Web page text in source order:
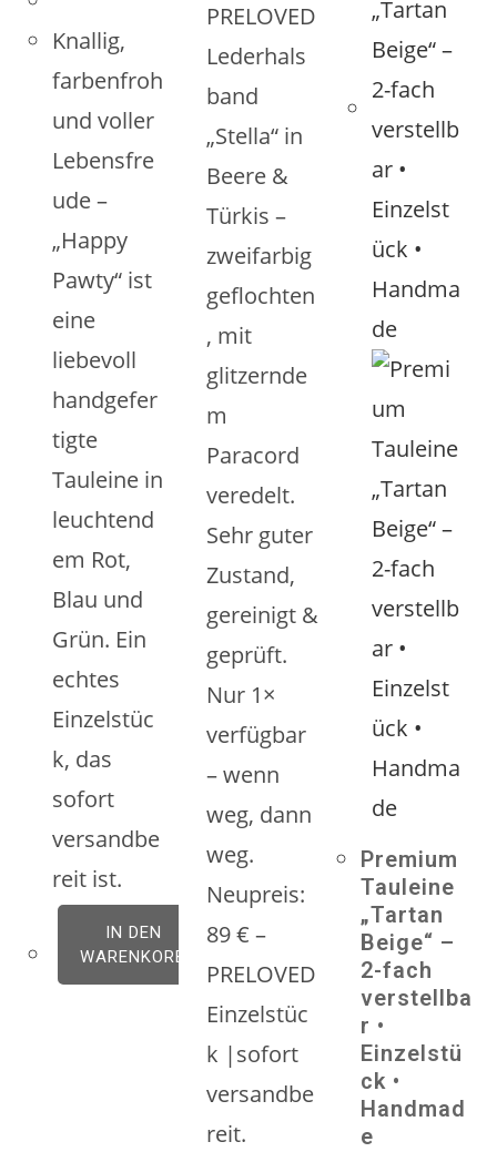
Knallig,
farbenfroh
und voller
Lebensfre
ude –
„Happy
Pawty“ ist
eine
liebevoll
handgefer
tigte
Tauleine in
leuchtend
em Rot,
Blau und
Grün. Ein
echtes
Einzelstüc
k, das
sofort
versandbe
reit ist.
IN DEN
WARENKORB
PRELOVED
Lederhals
band
„Stella“ in
Beere &
Türkis –
zweifarbig
geflochten
, mit
glitzernde
m
Paracord
veredelt.
Sehr guter
Zustand,
gereinigt &
geprüft.
Nur 1×
verfügbar
– wenn
weg, dann
weg.
Neupreis:
89 € –
PRELOVED
Einzelstüc
k |sofort
versandbe
reit.
Premium
Tauleine
„Tartan
Beige“ –
2-fach
verstellba
r •
Einzelstü
ck •
Handmad
e